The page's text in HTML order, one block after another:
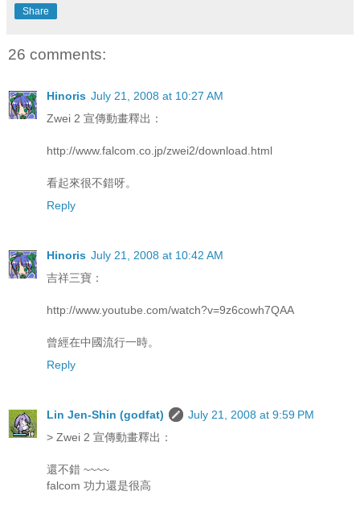
Share
26 comments:
Hinoris July 21, 2008 at 10:27 AM
Zwei 2 宣傳動畫釋出：
http://www.falcom.co.jp/zwei2/download.html
看起來很不錯呀。
Reply
Hinoris July 21, 2008 at 10:42 AM
吉祥三寶：
http://www.youtube.com/watch?v=9z6cowh7QAA
曾經在中國流行一時。
Reply
Lin Jen-Shin (godfat)
July 21, 2008 at 9:59 PM
> Zwei 2 宣傳動畫釋出：
還不錯 ~~~~
falcom 功力還是很高